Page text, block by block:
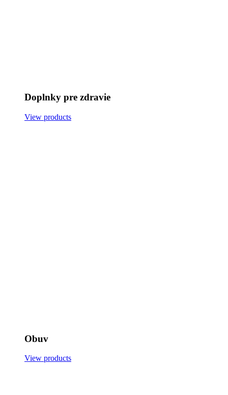
Doplnky pre zdravie
View products
Obuv
View products